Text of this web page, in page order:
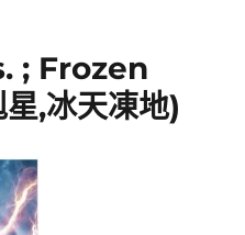
; Frozen
,冰天凍地)